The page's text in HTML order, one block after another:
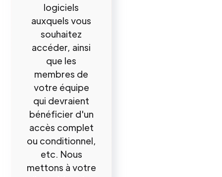
logiciels
auxquels vous
souhaitez
accéder, ainsi
que les
membres de
votre équipe
qui devraient
bénéficier d'un
accès complet
ou conditionnel,
etc. Nous
mettons à votre